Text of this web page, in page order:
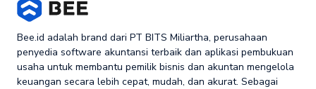
Bee.id adalah brand dari PT BITS Miliartha, perusahaan
penyedia software akuntansi terbaik dan aplikasi pembukuan
usaha untuk membantu pemilik bisnis dan akuntan mengelola
keuangan secara lebih cepat, mudah, dan akurat. Sebagai